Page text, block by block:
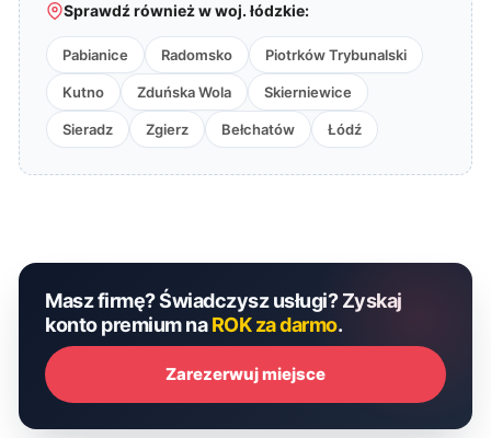
Sprawdź również w woj. łódzkie:
Pabianice Radomsko Piotrków Trybunalski
Kutno Zduńska Wola Skierniewice
Sieradz Zgierz Bełchatów Łódź
Masz firmę? Świadczysz usługi? Zyskaj
konto premium naROK za darmo.
Zarezerwuj miejsce